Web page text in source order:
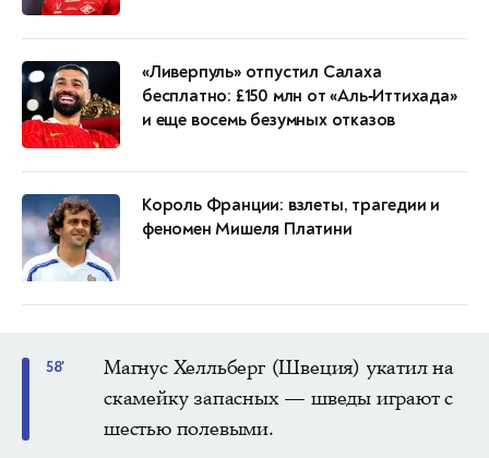
«Ливерпуль» отпустил Салаха
бесплатно: £150 млн от «Аль‑Иттихада»
и еще восемь безумных отказов
Король Франции: взлеты, трагедии и
феномен Мишеля Платини
58'
Магнус Хелльберг (Швеция) укатил на
скамейку запасных — шведы играют с
шестью полевыми.